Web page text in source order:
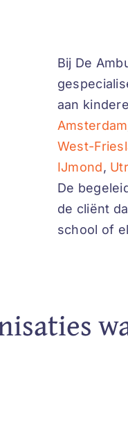
Bij De
aan
Amsterdam
West-
IJmond,
De
de cliënt
school of